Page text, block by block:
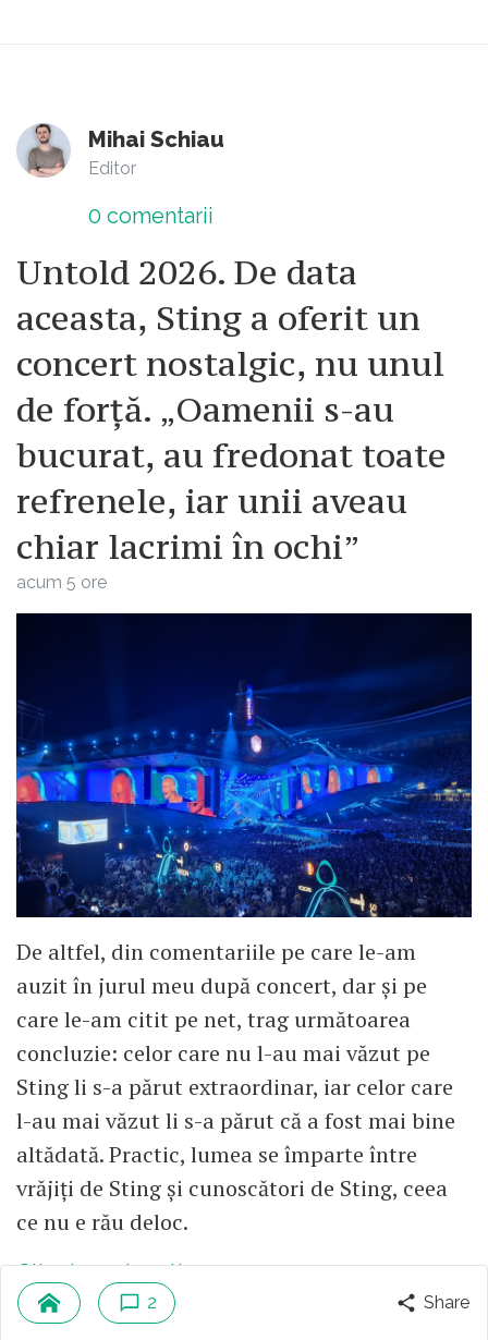
Mihai Schiau
Editor
0 comentarii
Untold 2026. De data
aceasta, Sting a oferit un
concert nostalgic, nu unul
de forță. „Oamenii s-au
bucurat, au fredonat toate
refrenele, iar unii aveau
chiar lacrimi în ochi”
acum 5 ore
De altfel, din comentariile pe care le-am
auzit în jurul meu după concert, dar și pe
care le-am citit pe net, trag următoarea
concluzie: celor care nu l-au mai văzut pe
Sting li s-a părut extraordinar, iar celor care
l-au mai văzut li s-a părut că a fost mai bine
altădată. Practic, lumea se împarte între
vrăjiți de Sting și cunoscători de Sting, ceea
ce nu e rău deloc.
Citește mai mult
2 Share